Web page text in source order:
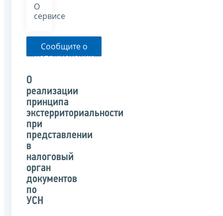
О
сервисе
Сообщите о
неприменении
указанного
письма
О
реализации
принципа
экстерриториальности
при
представлении
в
налоговый
орган
документов
по
УСН